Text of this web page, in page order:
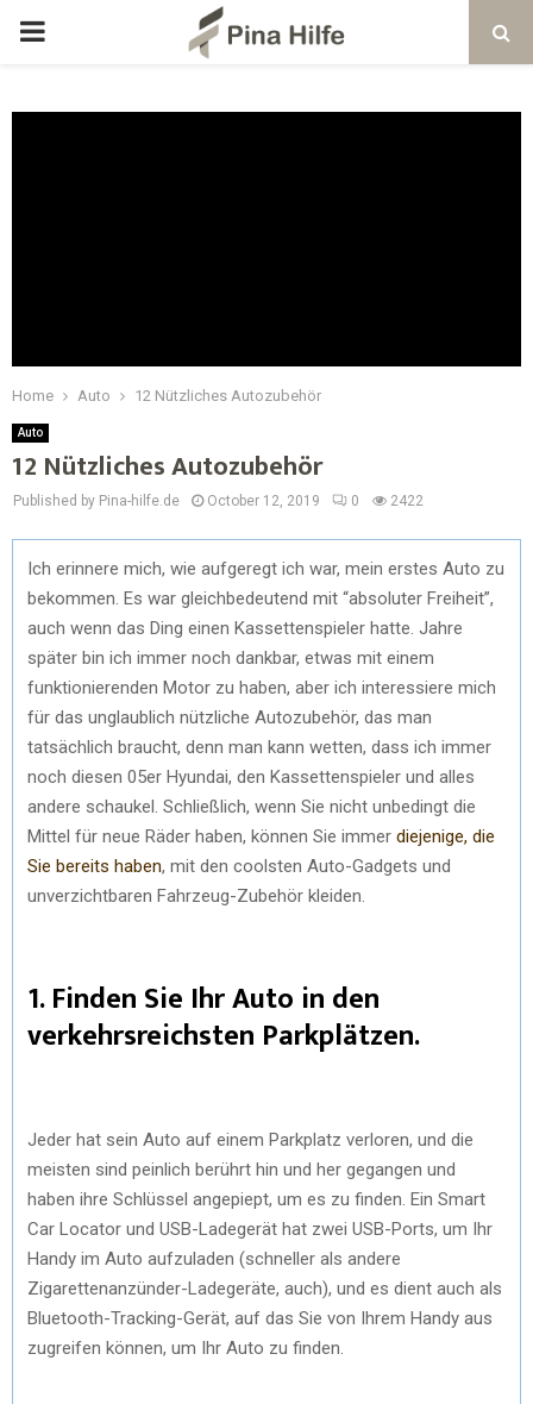
Home Auto 12 Nützliches Autozubehör
Auto
12 Nützliches Autozubehör
Published by Pina-hilfe.de October 12, 2019 0 2422
Ich erinnere mich, wie aufgeregt ich war, mein erstes Auto zu
bekommen. Es war gleichbedeutend mit “absoluter Freiheit”,
auch wenn das Ding einen Kassettenspieler hatte. Jahre
später bin ich immer noch dankbar, etwas mit einem
funktionierenden Motor zu haben, aber ich interessiere mich
für das unglaublich nützliche Autozubehör, das man
tatsächlich braucht, denn man kann wetten, dass ich immer
noch diesen 05er Hyundai, den Kassettenspieler und alles
andere schaukel. Schließlich, wenn Sie nicht unbedingt die
Mittel für neue Räder haben, können Sie immer diejenige, die
Sie bereits haben, mit den coolsten Auto-Gadgets und
unverzichtbaren Fahrzeug-Zubehör kleiden.
1. Finden Sie Ihr Auto in den
verkehrsreichsten Parkplätzen.
Jeder hat sein Auto auf einem Parkplatz verloren, und die
meisten sind peinlich berührt hin und her gegangen und
haben ihre Schlüssel angepiept, um es zu finden. Ein Smart
Car Locator und USB-Ladegerät hat zwei USB-Ports, um Ihr
Handy im Auto aufzuladen (schneller als andere
Zigarettenanzünder-Ladegeräte, auch), und es dient auch als
Bluetooth-Tracking-Gerät, auf das Sie von Ihrem Handy aus
zugreifen können, um Ihr Auto zu finden.